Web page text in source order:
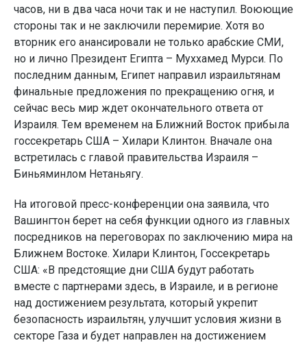
часов, ни в два часа ночи так и не наступил. Воюющие
стороны так и не заключили перемирие. Хотя во
вторник его анансировали не только арабские СМИ,
но и лично Президент Египта – Муххамед Мурси. По
последним данным, Египет направил израильтянам
финальные предложения по прекращению огня, и
сейчас весь мир ждет окончательного ответа от
Израиля. Тем временем на Ближний Восток прибыла
госсекретарь США – Хилари Клинтон. Вначале она
встретилась с главой правительства Израиля –
Биньяминлом Нетаньягу.
На итоговой пресс-конференции она заявила, что
Вашингтон берет на себя функции одного из главных
посредников на переговорах по заключению мира на
Ближнем Востоке. Хилари Клинтон, Госсекретарь
США: «В предстоящие дни США будут работать
вместе с партнерами здесь, в Израиле, и в регионе
над достижением результата, который укрепит
безопасность израильтян, улучшит условия жизни в
секторе Газа и будет направлен на достижением